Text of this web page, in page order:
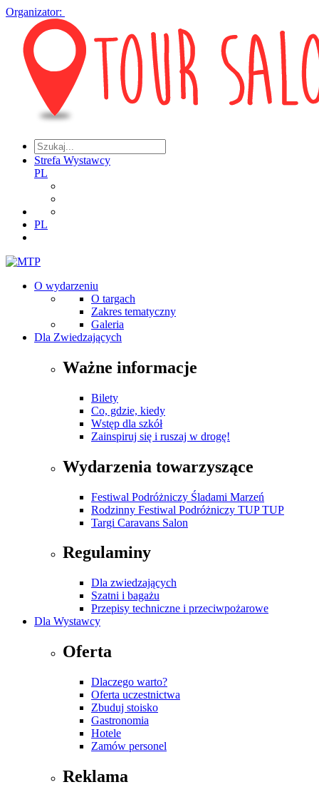
Organizator:
Strefa Wystawcy
PL
PL
O wydarzeniu
O targach
Zakres tematyczny
Galeria
Dla Zwiedzających
Ważne informacje
Bilety
Co, gdzie, kiedy
Wstęp dla szkół
Zainspiruj się i ruszaj w drogę!
Wydarzenia towarzyszące
Festiwal Podróżniczy Śladami Marzeń
Rodzinny Festiwal Podróżniczy TUP TUP
Targi Caravans Salon
Regulaminy
Dla zwiedzających
Szatni i bagażu
Przepisy techniczne i przeciwpożarowe
Dla Wystawcy
Oferta
Dlaczego warto?
Oferta uczestnictwa
Zbuduj stoisko
Gastronomia
Hotele
Zamów personel
Reklama